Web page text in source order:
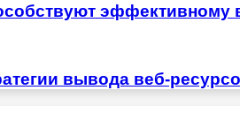
эффективному
вывода веб-